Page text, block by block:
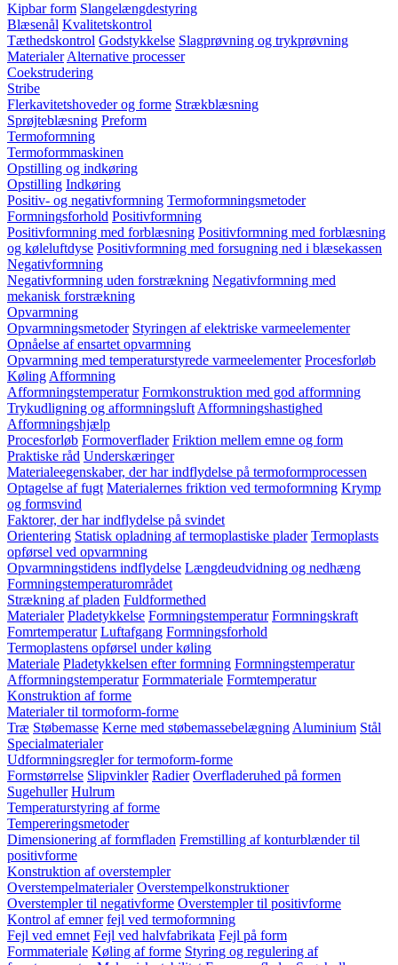
Kipbar form Slangelængdestyring
Blæsenål Kvalitetskontrol
Tæthedskontrol Godstykkelse Slagprøvning og trykprøvning
Materialer Alternative processer
Coekstrudering
Stribe
Flerkavitetshoveder og forme Strækblæsning
Sprøjteblæsning Preform
Termoformning
Termoformmaskinen
Opstilling og indkøring
Opstilling Indkøring
Positiv- og negativformning Termoformningsmetoder
Formningsforhold Positivformning
Positivformning med forblæsning Positivformning med forblæsning
og køleluftdyse Positivformning med forsugning ned i blæsekassen
Negativformning
Negativformning uden forstrækning Negativformning med
mekanisk forstrækning
Opvarmning
Opvarmningsmetoder Styringen af elektriske varmeelementer
Opnåelse af ensartet opvarmning
Opvarmning med temperaturstyrede varmeelementer Procesforløb
Køling Afformning
Afformningstemperatur Formkonstruktion med god afformning
Trykudligning og afformningsluft Afformningshastighed
Afformningshjælp
Procesforløb Formoverflader Friktion mellem emne og form
Praktiske råd Underskæringer
Materialeegenskaber, der har indflydelse på termoformprocessen
Optagelse af fugt Materialernes friktion ved termoformning Krymp
og formsvind
Faktorer, der har indflydelse på svindet
Orientering Statisk opladning af termoplastiske plader Termoplasts
opførsel ved opvarmning
Opvarmningstidens indflydelse Længdeudvidning og nedhæng
Formningstemperaturområdet
Strækning af pladen Fuldformethed
Materialer Pladetykkelse Formningstemperatur Formningskraft
Fomrtemperatur Luftafgang Formningsforhold
Termoplastens opførsel under køling
Materiale Pladetykkelsen efter formning Formningstemperatur
Afformningstemperatur Formmateriale Formtemperatur
Konstruktion af forme
Materialer til tormoform-forme
Træ Støbemasse Kerne med støbemassebelægning Aluminium Stål
Specialmaterialer
Udformningsregler for termoform-forme
Formstørrelse Slipvinkler Radier Overfladeruhed på formen
Sugehuller Hulrum
Temperaturstyring af forme
Tempereringsmetoder
Dimensionering af formfladen Fremstilling af konturblænder til
positivforme
Konstruktion af overstempler
Overstempelmaterialer Overstempelkonstruktioner
Overstempler til negativforme Overstempler til positivforme
Kontrol af emner fejl ved termoformning
Fejl ved emnet Fejl ved halvfabrikata Fejl på form
Formmateriale Køling af forme Styring og regulering af